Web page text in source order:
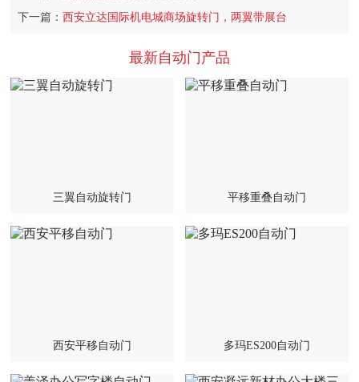
下一篇：西安立达国际机电城商场旋转门，两翼带展台
最新自动门产品
三翼自动旋转门 平移重叠自动门
西安平移自动门 多玛ES200自动门